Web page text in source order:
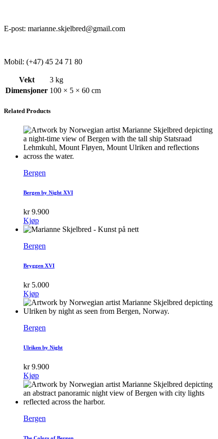
E-post: marianne.skjelbred@gmail.com
Mobil: (+47) 45 24 71 80
Vekt
3 kg
Dimensjoner 100 × 5 × 60 cm
Related Products
Bergen
Bergen by Night XVI
kr9.900
Kjøp
Bergen
Bryggen XVI
kr5.000
Kjøp
Bergen
Ulriken by Night
kr9.900
Kjøp
Bergen